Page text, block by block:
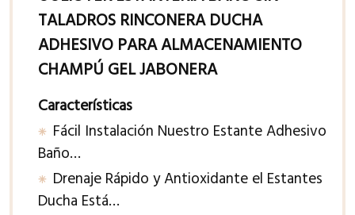
TALADROS RINCONERA DUCHA
ADHESIVO PARA ALMACENAMIENTO
CHAMPÚ GEL JABONERA
Características
Fácil Instalación Nuestro Estante Adhesivo
Baño…
Drenaje Rápido y Antioxidante el Estantes
Ducha Está…